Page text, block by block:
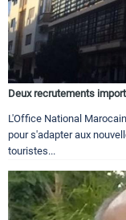
Deux recrutements
L'Office National
pour s'adapter aux
touristes...